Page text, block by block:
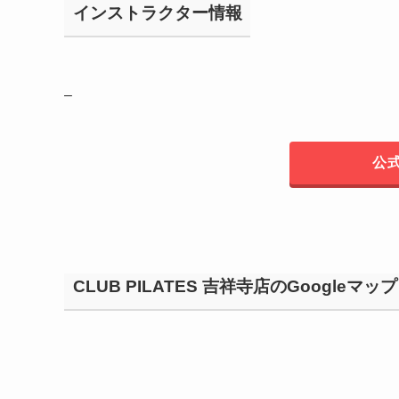
インストラクター情報
–
公
CLUB PILATES 吉祥寺店のGoogleマップ